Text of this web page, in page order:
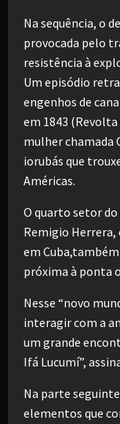
Na sequência, o
provocada pelo
resistência à
Um episódio
engenhos de
em 1843
mulher chamada
iorubás que
Américas.
O quarto setor
Remigio
em
próxima à ponta
Nesse “novo
interagir com a
um grande
Ifá Lucumí”,
Na parte
elementos que